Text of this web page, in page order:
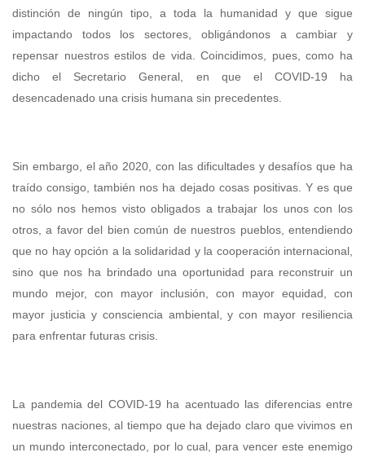
distinción de ningún tipo, a toda la humanidad y que sigue
impactando todos los sectores, obligándonos a cambiar y
repensar nuestros estilos de vida. Coincidimos, pues, como ha
dicho el Secretario General, en que el COVID-19 ha
desencadenado una crisis humana sin precedentes.
Sin embargo, el año 2020, con las dificultades y desafíos que ha
traído consigo, también nos ha dejado cosas positivas. Y es que
no sólo nos hemos visto obligados a trabajar los unos con los
otros, a favor del bien común de nuestros pueblos, entendiendo
que no hay opción a la solidaridad y la cooperación internacional,
sino que nos ha brindado una oportunidad para reconstruir un
mundo mejor, con mayor inclusión, con mayor equidad, con
mayor justicia y consciencia ambiental, y con mayor resiliencia
para enfrentar futuras crisis.
La pandemia del COVID-19 ha acentuado las diferencias entre
nuestras naciones, al tiempo que ha dejado claro que vivimos en
un mundo interconectado, por lo cual, para vencer este enemigo